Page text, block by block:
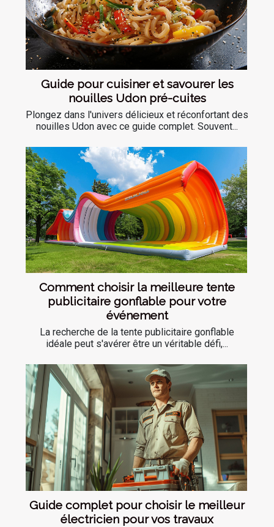
Guide pour cuisiner et savourer les
nouilles Udon pré-cuites
Plongez dans l'univers délicieux et réconfortant des
nouilles Udon avec ce guide complet. Souvent...
Comment choisir la meilleure tente
publicitaire gonflable pour votre
événement
La recherche de la tente publicitaire gonflable
idéale peut s'avérer être un véritable défi,...
Guide complet pour choisir le meilleur
électricien pour vos travaux